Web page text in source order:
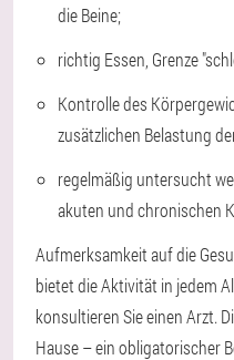
die Beine;
richtig Essen, Grenze
Kontrolle des
zusätzlichen Belastung
regelmäßig untersucht
akuten und chronischen
Aufmerksamkeit auf die
bietet die Aktivität in jedem
konsultieren Sie einen Arzt.
Hause – ein obligatorischer